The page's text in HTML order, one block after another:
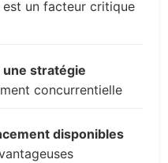
est un facteur critique
une stratégie
concurrentielle
disponibles